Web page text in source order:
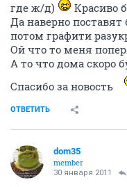
где ж/д)
Красиво
Да наверно поставят
потом графити
Ой что то меня
А то что дома скоро
Спасибо за новость
ОТВЕТИТЬ
dom35
member
30 января 2011